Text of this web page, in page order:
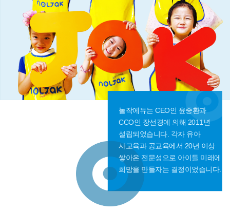
놀작에듀는 CEO인 윤중환과
CCO인 장선경에 의해 2011년
설립되었습니다. 각자 유아
사교육과 공교육에서 20년 이상
쌓아온 전문성으로 아이들 미래에
희망을 만들자는 결정이었습니다.